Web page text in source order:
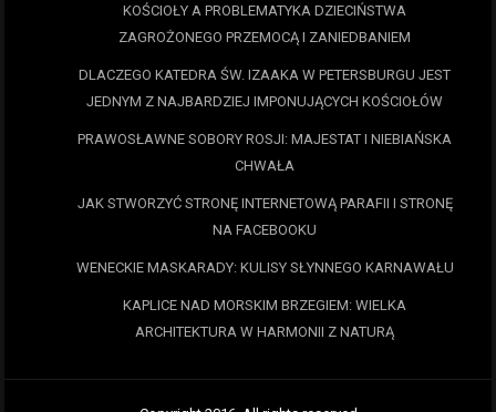
KOŚCIOŁY A PROBLEMATYKA DZIECIŃSTWA
ZAGROŻONEGO PRZEMOCĄ I ZANIEDBANIEM
DLACZEGO KATEDRA ŚW. IZAAKA W PETERSBURGU JEST
JEDNYM Z NAJBARDZIEJ IMPONUJĄCYCH KOŚCIOŁÓW
PRAWOSŁAWNE SOBORY ROSJI: MAJESTAT I NIEBIAŃSKA
CHWAŁA
JAK STWORZYĆ STRONĘ INTERNETOWĄ PARAFII I STRONĘ
NA FACEBOOKU
WENECKIE MASKARADY: KULISY SŁYNNEGO KARNAWAŁU
KAPLICE NAD MORSKIM BRZEGIEM: WIELKA
ARCHITEKTURA W HARMONII Z NATURĄ